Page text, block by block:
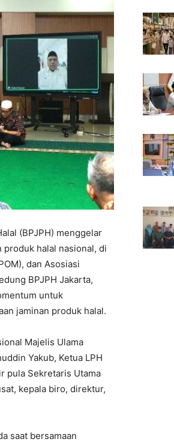
(BPJPH) menggelar
produk halal nasional, di
dan Asosiasi
BPJPH Jakarta,
untuk
jaminan produk halal.
Majelis Ulama
Yakub, Ketua LPH
pula Sekretaris Utama
kepala biro, direktur,
saat bersamaan